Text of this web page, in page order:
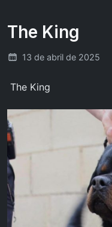
The King
13 de abril de 2025
The King